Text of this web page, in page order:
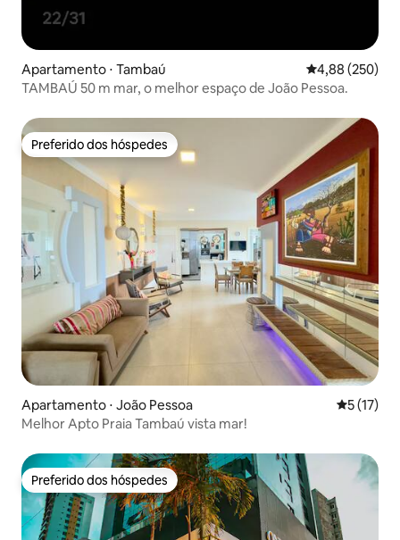
Apartamento ⋅ Tambaú 4,88 de uma
4,88 (250)
TAMBAÚ 50 m mar, o melhor espaço de João Pessoa.
Preferido dos hóspedes
Preferido dos hóspedes
Apartamento ⋅ João Pessoa 5 de uma
5 (17)
Melhor Apto Praia Tambaú vista mar!
Preferido dos hóspedes
Preferido dos hóspedes